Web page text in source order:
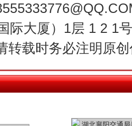
际大厦）1层 1 2 1
转载时务必注明原
关键词
魏明亮